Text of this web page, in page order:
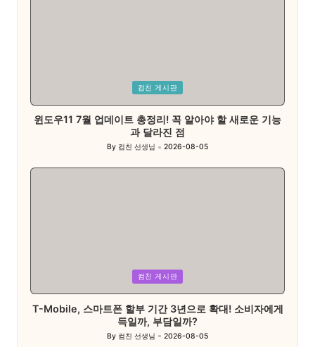
컴친 게시판
윈도우11 7월 업데이트 총정리! 꼭 알아야 할 새로운 기능
과 달라진 점
Posted
By 컴친 선생님 2026-08-05
컴친 게시판
T-Mobile, 스마트폰 할부 기간 3년으로 확대! 소비자에게
득일까, 부담일까?
Posted
By 컴친 선생님 2026-08-05